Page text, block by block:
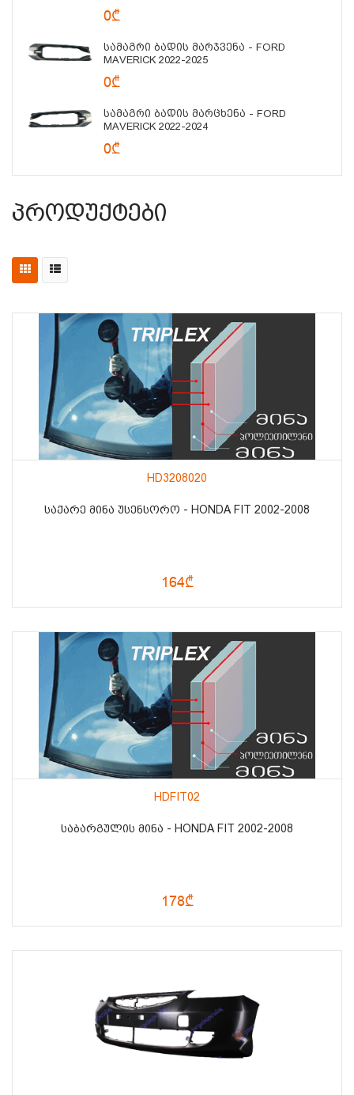
0₾
Სამაგრი Ბადის Მარჯვენა - FORD
MAVERICK 2022-2025
0₾
Სამაგრი Ბადის Მარცხენა - FORD
MAVERICK 2022-2024
0₾
Პროდუქტები
HD3208020
ᲡᲐᲥᲐᲠᲔ ᲛᲘᲜᲐ ᲣᲡᲔᲜᲡᲝᲠᲝ - HONDA FIT 2002-2008
164₾
HDFIT02
ᲡᲐᲑᲐᲠᲒᲣᲚᲘᲡ ᲛᲘᲜᲐ - HONDA FIT 2002-2008
178₾